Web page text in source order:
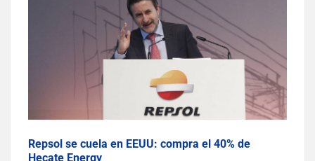
Repsol se cuela en EEUU: compra el 40% de
Hecate Energy